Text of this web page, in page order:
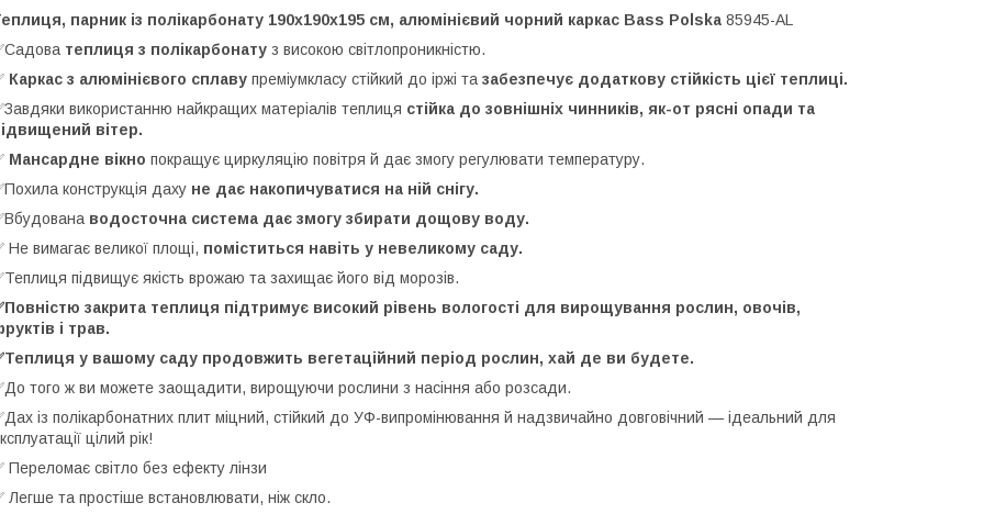
парник із полікарбонату 190х190х195 см, алюмінієвий чорний каркас Bass Polska 85945-AL
теплиця з полікарбонату з високою світлопроникністю.
Каркас з алюмінієвого сплаву преміумкласу стійкий до іржі та забезпечує додаткову стійкість цієї теплиці.
використанню найкращих матеріалів теплиця стійка до зовнішніх чинників, як-от рясні опади та
вітер.
Мансардне вікно покращує циркуляцію повітря й дає змогу регулювати температуру.
конструкція даху не дає накопичуватися на ній снігу.
водосточна система дає змогу збирати дощову воду.
Не вимагає великої площі, поміститься навіть у невеликому саду.
підвищує якість врожаю та захищає його від морозів.
закрита теплиця підтримує високий рівень вологості для вирощування рослин, овочів,
і трав.
у вашому саду продовжить вегетаційний період рослин, хай де ви будете.
того ж ви можете заощадити, вирощуючи рослини з насіння або розсади.
із полікарбонатних плит міцний, стійкий до УФ-випромінювання й надзвичайно довговічний — ідеальний для
цілий рік!
Переломає світло без ефекту лінзи
Легше та простіше встановлювати, ніж скло.